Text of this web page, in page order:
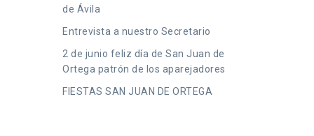
de Ávila
Entrevista a nuestro Secretario
2 de junio feliz día de San Juan de
Ortega patrón de los aparejadores
FIESTAS SAN JUAN DE ORTEGA